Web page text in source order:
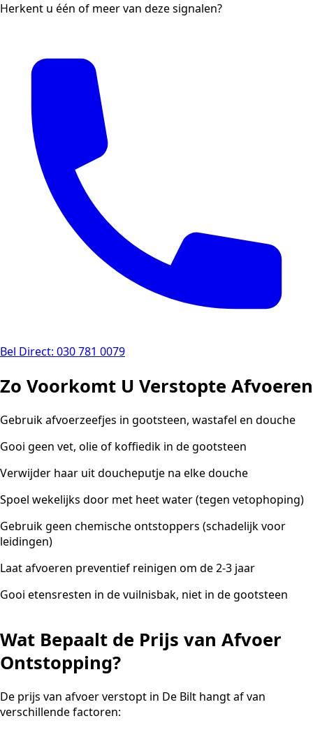
Herkent u één of meer van deze signalen?
Bel Direct: 030 781 0079
Zo Voorkomt U Verstopte Afvoeren
Gebruik afvoerzeefjes in gootsteen, wastafel en douche
Gooi geen vet, olie of koffiedik in de gootsteen
Verwijder haar uit doucheputje na elke douche
Spoel wekelijks door met heet water (tegen vetophoping)
Gebruik geen chemische ontstoppers (schadelijk voor
leidingen)
Laat afvoeren preventief reinigen om de 2-3 jaar
Gooi etensresten in de vuilnisbak, niet in de gootsteen
Wat Bepaalt de Prijs van Afvoer
Ontstopping?
De prijs van afvoer verstopt in De Bilt hangt af van
verschillende factoren: